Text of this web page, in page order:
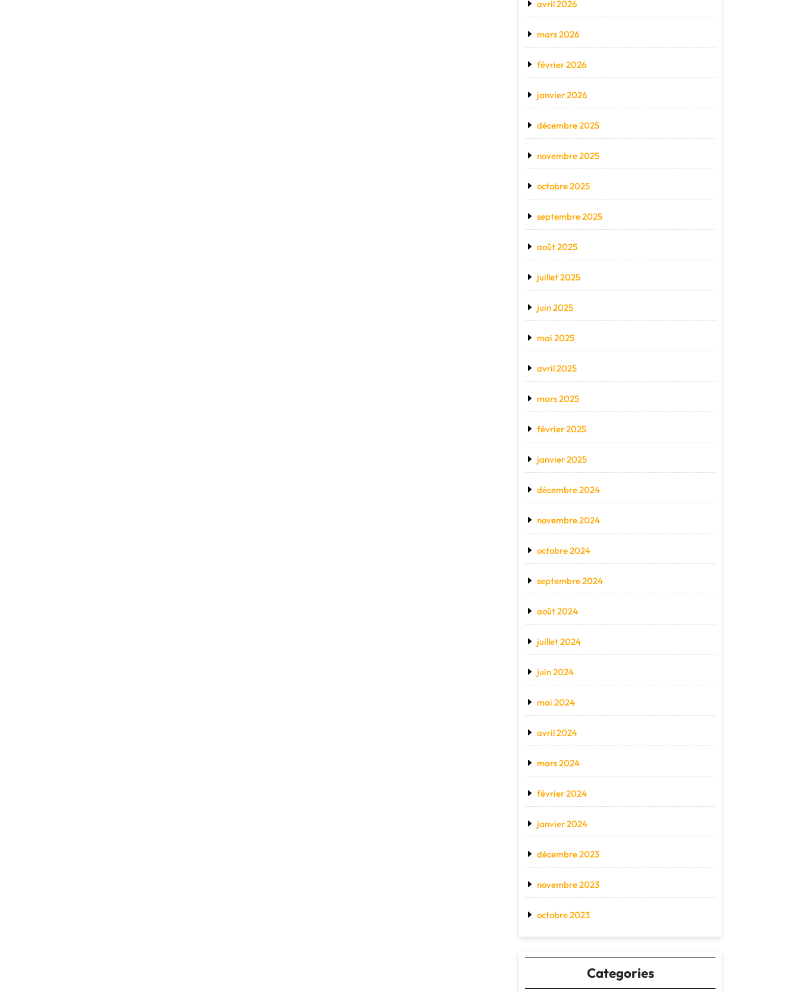
avril 2026
mars 2026
février 2026
janvier 2026
décembre 2025
novembre 2025
octobre 2025
septembre 2025
août 2025
juillet 2025
juin 2025
mai 2025
avril 2025
mars 2025
février 2025
janvier 2025
décembre 2024
novembre 2024
octobre 2024
septembre 2024
août 2024
juillet 2024
juin 2024
mai 2024
avril 2024
mars 2024
février 2024
janvier 2024
décembre 2023
novembre 2023
octobre 2023
Categories